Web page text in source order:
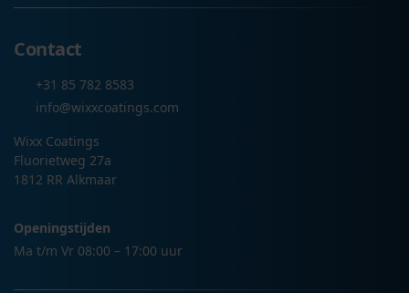
Contact
+31 85 782 8583
info@wixxcoatings.com
Wixx Coatings
Fluorietweg 27a
1812 RR Alkmaar
Openingstijden
Ma t/m Vr 08:00 – 17:00 uur